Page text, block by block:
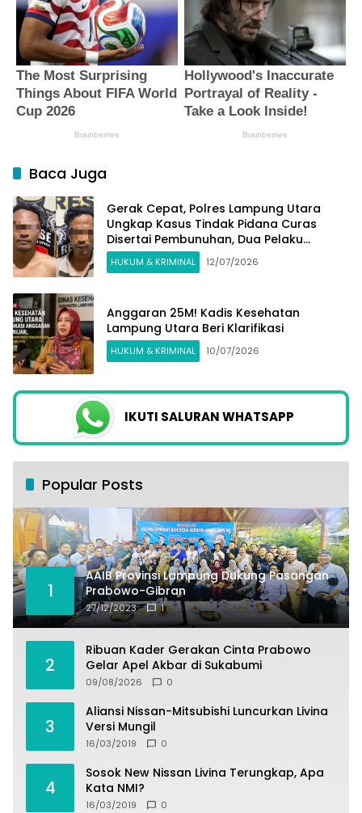
Baca Juga
Gerak Cepat, Polres Lampung Utara
Ungkap Kasus Tindak Pidana Curas
Disertai Pembunuhan, Dua Pelaku
Ditangkap
HUKUM & KRIMINAL 12/07/2026
Anggaran 25M! Kadis Kesehatan
Lampung Utara Beri Klarifikasi
HUKUM & KRIMINAL 10/07/2026
IKUTI SALURAN WHATSAPP
Popular Posts
1
AAIB Provinsi Lampung Dukung Pasangan
Prabowo-Gibran
27/12/2023 1
2
Ribuan Kader Gerakan Cinta Prabowo
Gelar Apel Akbar di Sukabumi
09/08/2026 0
3
Aliansi Nissan-Mitsubishi Luncurkan Livina
Versi Mungil
16/03/2019 0
4
Sosok New Nissan Livina Terungkap, Apa
Kata NMI?
16/03/2019 0